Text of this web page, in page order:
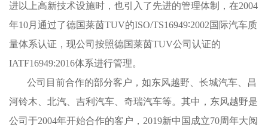
进以上高新技术设施时，也引入了先进的管理体制，在2004
年10月通过了德国莱茵TUV的ISO/TS16949∶2002国际汽车质
量体系认证，现公司按照德国莱茵TUV公司认证的
IATF16949:2016体系进行管理。
公司目前合作的部分客户，如东风越野、长城汽车、昌
河铃木、北汽、吉利汽车、奇瑞汽车等。其中，东风越野是
公司于2004年开始合作的客户，2019新中国成立70周年大阅